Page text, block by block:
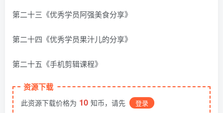
第二十三《优秀学员阿强美食分享》
第二十四《优秀学员果汁儿的分享》
第二十五《手机剪辑课程》
资源下载
此资源下载价格为 10 知币，请先
登录